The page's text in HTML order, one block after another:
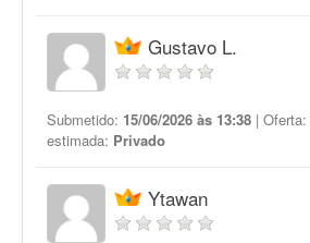
Gustavo L.
Submetido: 15/06/2026 às 13:38 | Oferta:
estimada: Privado
Ytawan